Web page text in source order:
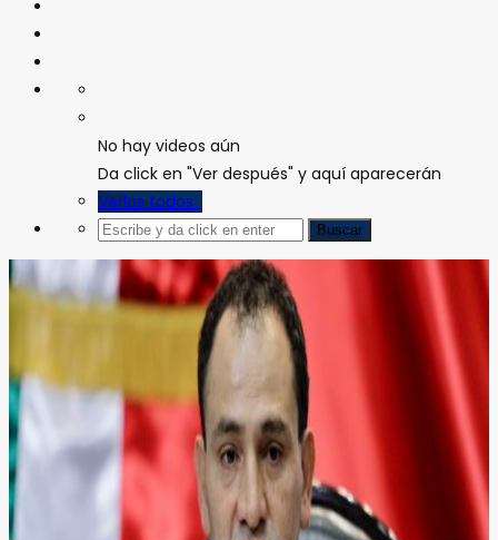
No hay videos aún
Da click en "Ver después" y aquí aparecerán
Verlos todos